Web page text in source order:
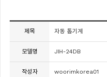
제목 자동 톱기계
모델명 JIH-24DB
작성자 woorimkorea01